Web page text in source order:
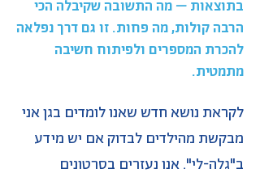
בתוצאות – מה התשובה שקיבלה הכי
הרבה קולות, מה פחות. זו גם דרך נפלאה
להכרת המספרים ולפיתוח חשיבה
מתמטית.
לקראת נושא חדש שאנו לומדים בגן אני
מבקשת מהילדים לבדוק אם יש מידע
ב"גלה-לי". אנו נעזרים בסרטונים